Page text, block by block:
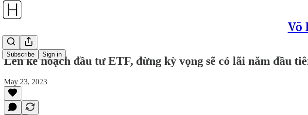
Võ
Subscribe Sign in
Lên kế hoạch đầu tư ETF, đừng kỳ vọng sẽ có lãi năm đầu
May 23, 2023